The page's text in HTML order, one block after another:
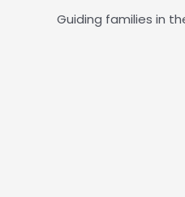
Guiding families in